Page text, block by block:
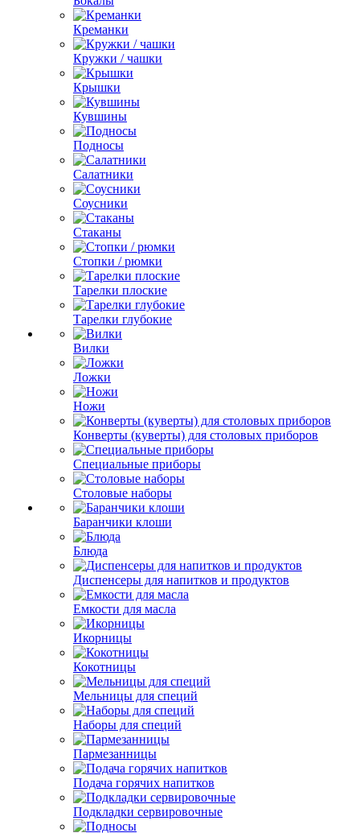
Креманки
Кружки / чашки
Крышки
Кувшины
Подносы
Салатники
Соусники
Стаканы
Стопки / рюмки
Тарелки плоские
Тарелки глубокие
Вилки
Ложки
Ножи
Конверты (куверты) для столовых приборов
Специальные приборы
Столовые наборы
Баранчики клоши
Блюда
Диспенсеры для напитков и продуктов
Емкости для масла
Икорницы
Кокотницы
Мельницы для специй
Наборы для специй
Пармезанницы
Подача горячих напитков
Подкладки сервировочные